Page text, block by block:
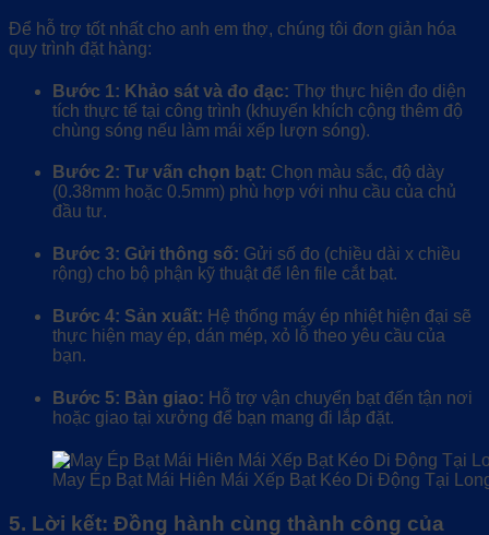
Để hỗ trợ tốt nhất cho anh em thợ, chúng tôi đơn giản hóa
quy trình đặt hàng:
Bước 1: Khảo sát và đo đạc: Thợ thực hiện đo diện
tích thực tế tại công trình (khuyến khích cộng thêm độ
chùng sóng nếu làm mái xếp lượn sóng).
Bước 2: Tư vấn chọn bạt: Chọn màu sắc, độ dày
(0.38mm hoặc 0.5mm) phù hợp với nhu cầu của chủ
đầu tư.
Bước 3: Gửi thông số: Gửi số đo (chiều dài x chiều
rộng) cho bộ phận kỹ thuật để lên file cắt bạt.
Bước 4: Sản xuất: Hệ thống máy ép nhiệt hiện đại sẽ
thực hiện may ép, dán mép, xỏ lỗ theo yêu cầu của
bạn.
Bước 5: Bàn giao: Hỗ trợ vận chuyển bạt đến tận nơi
hoặc giao tại xưởng để bạn mang đi lắp đặt.
May Ép Bạt Mái Hiên Mái Xếp Bạt Kéo Di Động Tại
5. Lời kết: Đồng hành cùng thành công của